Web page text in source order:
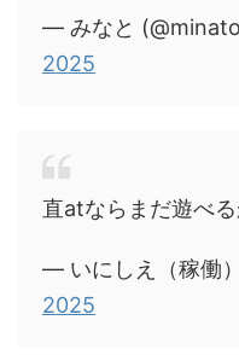
— みなと
2025
直atならまだ遊べ
— いにしえ（稼働
2025